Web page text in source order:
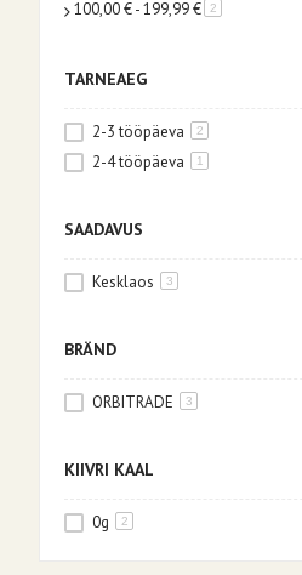
100,00 €-199,99 € 2toode
TARNEAEG
2-3 tööpäeva 2
2-4 tööpäeva 1
SAADAVUS
Kesklaos 3
BRÄND
ORBITRADE 3
KIIVRI KAAL
0g 2